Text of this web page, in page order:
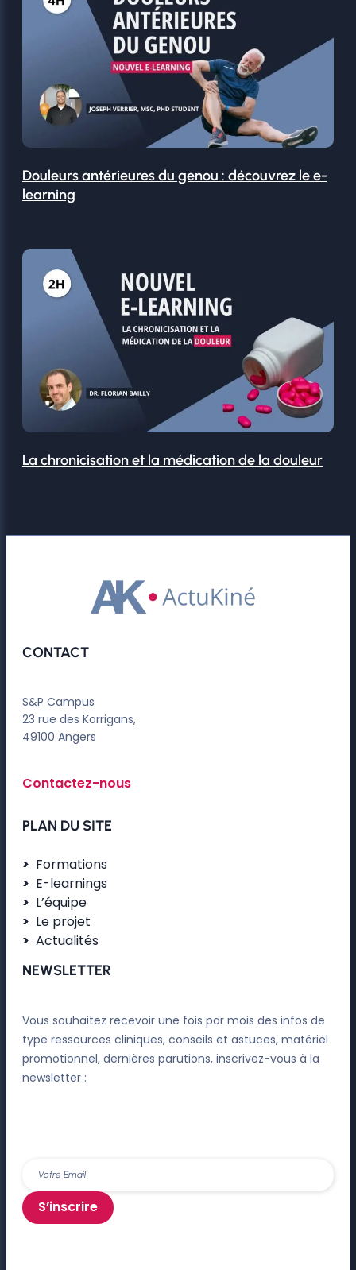
Douleurs antérieures du genou : découvrez le e-
learning
La chronicisation et la médication de la douleur
CONTACT
S&P Campus
23 rue des Korrigans,
49100 Angers
Contactez-nous
PLAN DU SITE
Formations
E-learnings
L’équipe
Le projet
Actualités
NEWSLETTER
Vous souhaitez recevoir une fois par mois des infos de
type ressources cliniques, conseils et astuces, matériel
promotionnel, dernières parutions, inscrivez-vous à la
newsletter :
S’inscrire